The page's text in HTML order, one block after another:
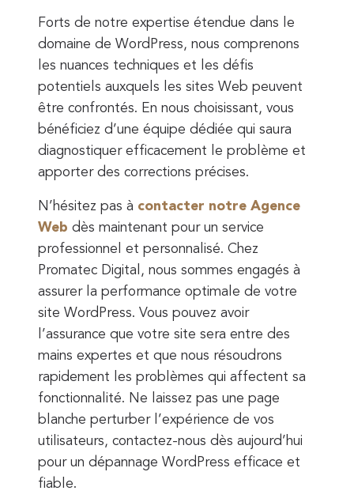
Forts de notre expertise étendue dans le
domaine de WordPress, nous comprenons
les nuances techniques et les défis
potentiels auxquels les sites Web peuvent
être confrontés. En nous choisissant, vous
bénéficiez d’une équipe dédiée qui saura
diagnostiquer efficacement le problème et
apporter des corrections précises.
N’hésitez pas à contacter notre Agence
Web dès maintenant pour un service
professionnel et personnalisé. Chez
Promatec Digital, nous sommes engagés à
assurer la performance optimale de votre
site WordPress. Vous pouvez avoir
l’assurance que votre site sera entre des
mains expertes et que nous résoudrons
rapidement les problèmes qui affectent sa
fonctionnalité. Ne laissez pas une page
blanche perturber l’expérience de vos
utilisateurs, contactez-nous dès aujourd’hui
pour un dépannage WordPress efficace et
fiable.